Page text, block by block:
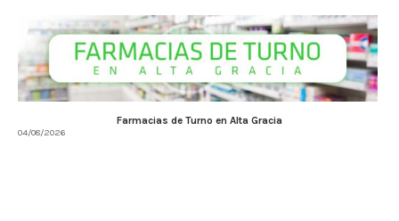
Farmacias de Turno en Alta Gracia
04/08/2026